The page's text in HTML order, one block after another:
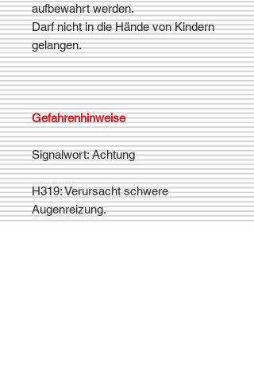
aufbewahrt werden.
Darf nicht in die Hände von Kindern
gelangen.
Gefahrenhinweise
Signalwort: Achtung
H319: Verursacht schwere
Augenreizung.